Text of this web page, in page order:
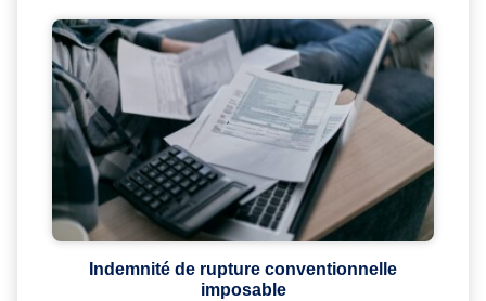
Indemnité de rupture conventionnelle
imposable